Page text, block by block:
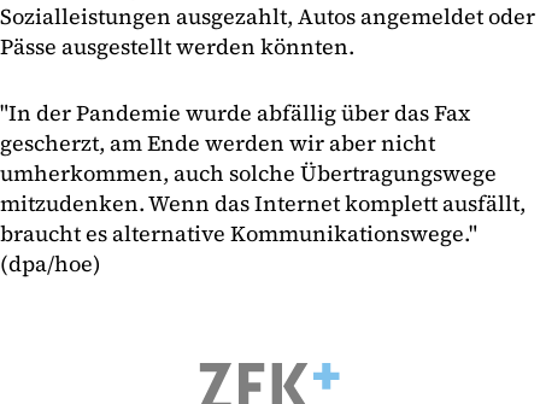
Sozialleistungen ausgezahlt, Autos angemeldet oder
Pässe ausgestellt werden könnten.
"In der Pandemie wurde abfällig über das Fax
gescherzt, am Ende werden wir aber nicht
umherkommen, auch solche Übertragungswege
mitzudenken. Wenn das Internet komplett ausfällt,
braucht es alternative Kommunikationswege."
(dpa/hoe)